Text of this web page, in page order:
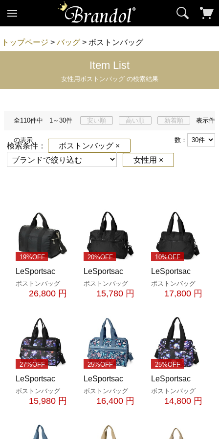
トップページ >バッグ > ボストンバッグ
Item List
女性用ボストンバッグ の検索結果
全110件中 1～30件
の表示
安い順 高い順 新着順 表示件
数：
検索条件：
ボストンバッグ ×
女性用 ×
19%OFF
LeSportsac
ボストンバッグ
26,800 円
20%OFF
LeSportsac
ボストンバッグ
15,780 円
10%OFF
LeSportsac
ボストンバッグ
17,800 円
27%OFF
LeSportsac
ボストンバッグ
15,980 円
25%OFF
LeSportsac
ボストンバッグ
16,400 円
25%OFF
LeSportsac
ボストンバッグ
14,800 円